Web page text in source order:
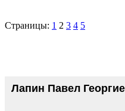
Страницы: 1 2 3 4 5
Лапин Павел